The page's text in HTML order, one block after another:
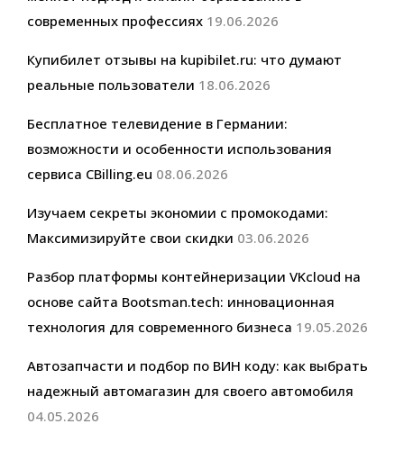
современных профессиях 19.06.2026
Купибилет отзывы на kupibilet.ru: что думают
реальные пользователи 18.06.2026
Бесплатное телевидение в Германии:
возможности и особенности использования
сервиса CBilling.eu 08.06.2026
Изучаем секреты экономии с промокодами:
Максимизируйте свои скидки 03.06.2026
Разбор платформы контейнеризации VKcloud на
основе сайта Bootsman.tech: инновационная
технология для современного бизнеса 19.05.2026
Автозапчасти и подбор по ВИН коду: как выбрать
надежный автомагазин для своего автомобиля
04.05.2026